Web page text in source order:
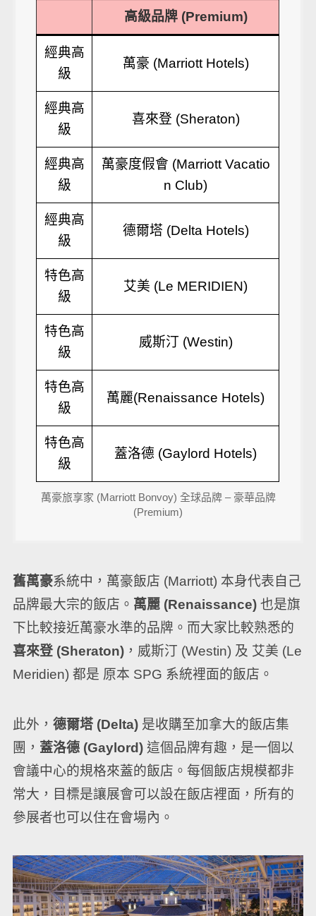
高級品牌 (Premium)
經典高
級
萬豪 (Marriott Hotels)
經典高
級
喜來登 (Sheraton)
經典高
級
萬豪度假會 (Marriott Vacatio
n Club)
經典高
級
德爾塔 (Delta Hotels)
特色高
級
艾美 (Le MERIDIEN)
特色高
級
威斯汀 (Westin)
特色高
級
萬麗(Renaissance Hotels)
特色高
級
蓋洛德 (Gaylord Hotels)
萬豪旅享家 (Marriott Bonvoy) 全球品牌 – 豪華品牌
(Premium)
舊萬豪系統中，萬豪飯店 (Marriott) 本身代表自己
品牌最大宗的飯店。 萬麗 (Renaissance)也是旗
下比較接近萬豪水準的品牌。而大家比較熟悉的
喜來登 (Sheraton)，威斯汀 (Westin) 及 艾美 (Le
Meridien) 都是 原本 SPG 系統裡面的飯店。
此外， 德爾塔 (Delta)是收購至加拿大的飯店集
團， 蓋洛德 (Gaylord) 這個品牌有趣，是一個以
會議中心的規格來蓋的飯店。每個飯店規模都非
常大，目標是讓展會可以設在飯店裡面，所有的
參展者也可以住在會場內。